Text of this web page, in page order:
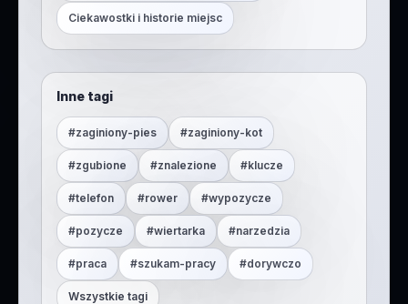
Ciekawostki i historie miejsc
Inne tagi
#zaginiony-pies #zaginiony-kot
#zgubione #znalezione #klucze
#telefon #rower #wypozycze
#pozycze #wiertarka #narzedzia
#praca #szukam-pracy #dorywczo
Wszystkie tagi